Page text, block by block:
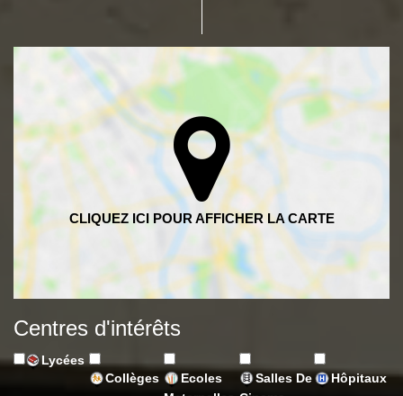
Centres d'intérêts
Lycées
Collèges
Ecoles
Salles De
Hôpitaux